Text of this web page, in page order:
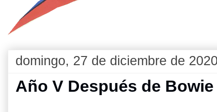
domingo, 27 de diciembre de
Año V Después de Bowie